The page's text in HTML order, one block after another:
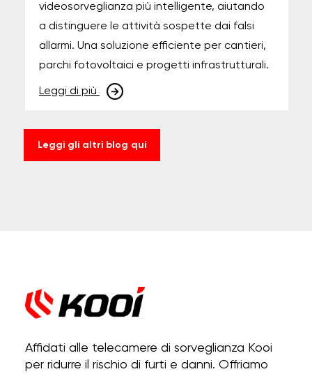
videosorveglianza più intelligente, aiutando
a distinguere le attività sospette dai falsi
allarmi. Una soluzione efficiente per cantieri,
parchi fotovoltaici e progetti infrastrutturali.
Leggi di più
Leggi gli altri blog qui
Affidati alle telecamere di sorveglianza Kooi
per ridurre il rischio di furti e danni. Offriamo